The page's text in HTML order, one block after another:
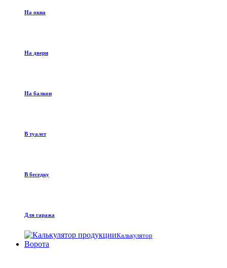
На окна
На двери
На балкон
В туалет
В беседку
Для гаража
Калькулятор
Ворота